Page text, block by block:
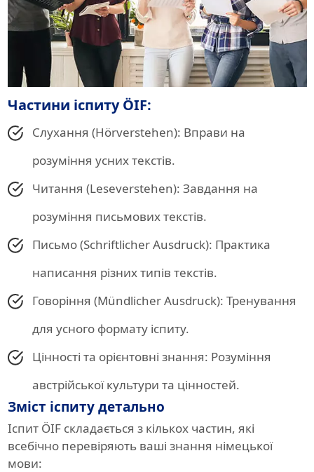
Частини іспиту ÖIF:
Слухання (Hörverstehen): Вправи на
розуміння усних текстів.
Читання (Leseverstehen): Завдання на
розуміння письмових текстів.
Письмо (Schriftlicher Ausdruck): Практика
написання різних типів текстів.
Говоріння (Mündlicher Ausdruck): Тренування
для усного формату іспиту.
Цінності та орієнтовні знання: Розуміння
австрійської культури та цінностей.
Зміст іспиту детально
Іспит ÖIF складається з кількох частин, які
всебічно перевіряють ваші знання німецької
мови: